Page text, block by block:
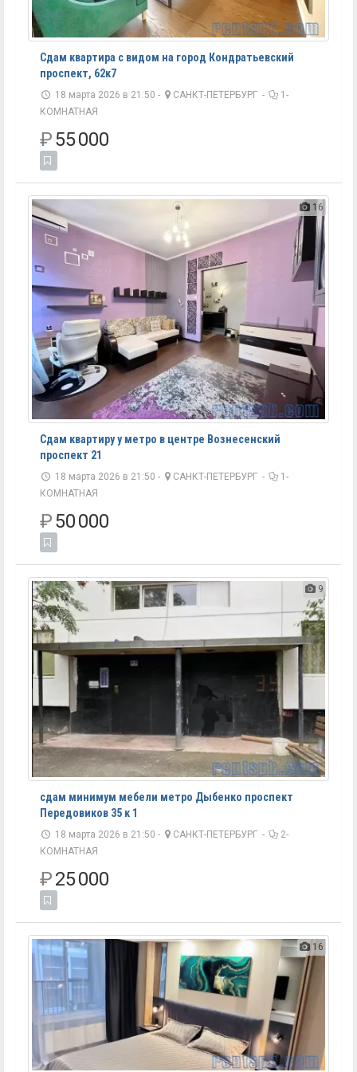
Сдам квартира с видом на город Кондратьевский
проспект, 62к7
18 марта 2026 в 21:50 - САНКТ-ПЕТЕРБУРГ -
1-
КОМНАТНАЯ
₽55 000
16
Сдам квартиру у метро в центре Вознесенский
проспект 21
18 марта 2026 в 21:50 - САНКТ-ПЕТЕРБУРГ -
1-
КОМНАТНАЯ
₽50 000
9
сдам минимум мебели метро Дыбенко проспект
Передовиков 35 к 1
18 марта 2026 в 21:50 - САНКТ-ПЕТЕРБУРГ -
2-
КОМНАТНАЯ
₽25 000
16